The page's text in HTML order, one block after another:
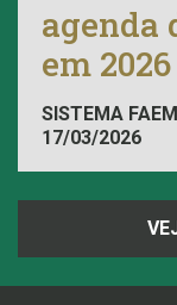
agenda
em 2026
SISTEMA
FAEMG
17/03/2026